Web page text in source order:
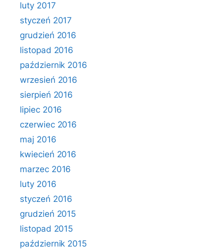
luty 2017
styczeń 2017
grudzień 2016
listopad 2016
październik 2016
wrzesień 2016
sierpień 2016
lipiec 2016
czerwiec 2016
maj 2016
kwiecień 2016
marzec 2016
luty 2016
styczeń 2016
grudzień 2015
listopad 2015
październik 2015